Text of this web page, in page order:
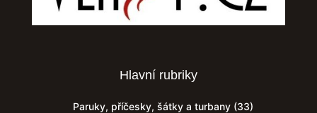
Hlavní rubriky
Paruky, příčesky, šátky a turbany (33)